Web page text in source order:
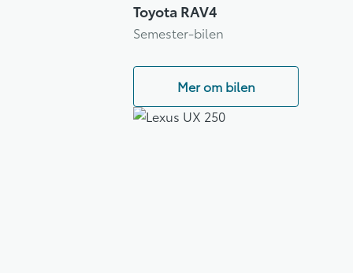
Toyota RAV4
Semester-bilen
Mer om bilen